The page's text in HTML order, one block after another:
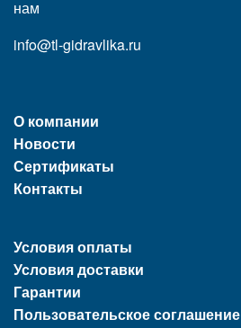
info@tl-gidravlika.ru
О компании
Новости
Сертификаты
Контакты
Условия оплаты
Условия доставки
Гарантии
Пользовательское соглашение